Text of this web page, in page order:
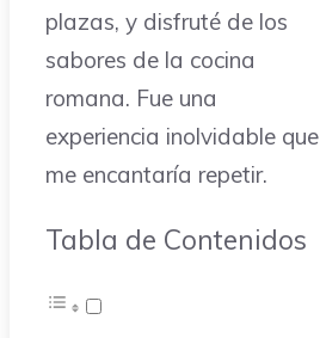
plazas, y disfruté de los
sabores de la cocina
romana. Fue una
experiencia inolvidable que
me encantaría repetir.
Tabla de Contenidos